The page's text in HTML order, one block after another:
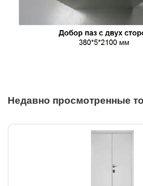
Недавно просмотренные